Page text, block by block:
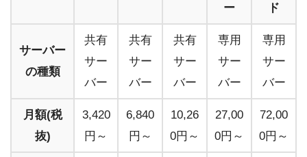
ー
ド
サーバー
の種類
共有
サー
バー
共有
サー
バー
共有
サー
バー
専用
サー
バー
専用
サー
バー
月額(税
抜)
3,420
円～
6,840
円～
10,26
0円～
27,00
0円～
72,00
0円～